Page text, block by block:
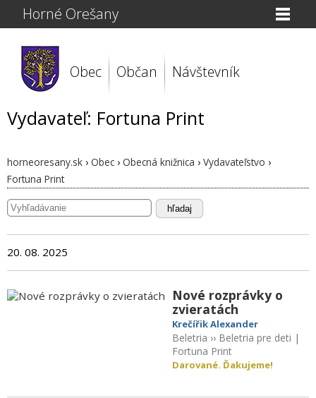
Horné Orešany
Obec Občan Návštevník
Vydavateľ: Fortuna Print
horneoresany.sk › Obec › Obecná knižnica › Vydavateľstvo ›
Fortuna Print
hľadaj
20. 08. 2025
Nové rozprávky o
zvieratách
Krečířik Alexander
Beletria ›› Beletria pre deti |
Fortuna Print
Darované. Ďakujeme!